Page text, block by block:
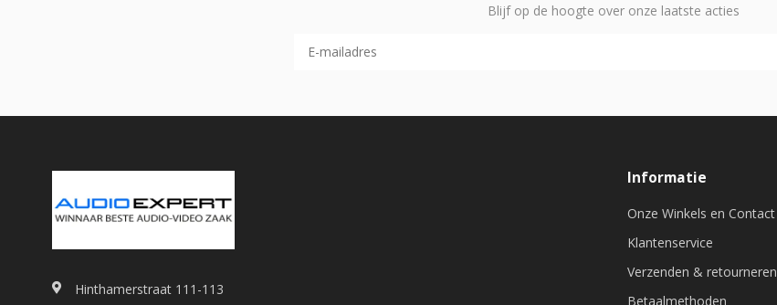
Blijf op de hoogte over onze laatste acties
Hinthamerstraat 111-113
Informatie
Onze Winkels en Contact
Klantenservice
Verzenden & retourneren
Betaalmethoden